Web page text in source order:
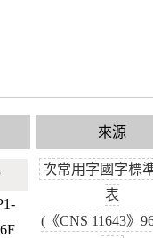
來源
次常用字國字標
表
(《CNS 11643》